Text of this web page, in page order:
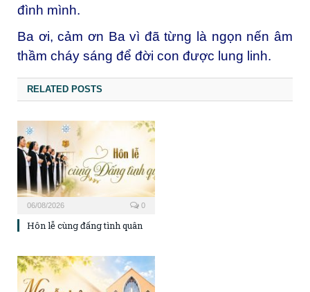
đình mình.
Ba ơi, cảm ơn Ba vì đã từng là ngọn nến âm
thầm cháy sáng để đời con được lung linh.
RELATED POSTS
06/08/2026 0
Hôn lễ cùng đấng tình quân